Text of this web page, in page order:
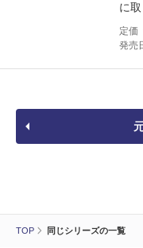
TOP 同じシリーズの一覧
に
定価
発売